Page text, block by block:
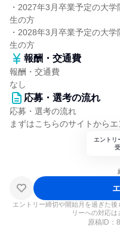
・2027年3月卒業予定の大
生の方
・2028年3月卒業予定の大
生の方
報酬・交通費
報酬・交通費
なし
応募・選考の流れ
応募・選考の流れ
まずはこちらのサイトから
エントリ
エントリー締切や開始月を過ぎた
リーへの対応は
原稿ID：